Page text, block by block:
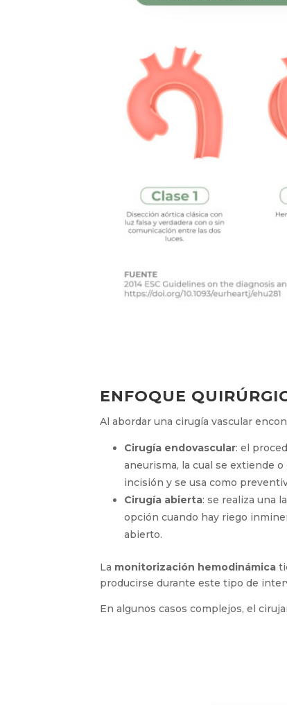
ENFOQUE
Al abordar una cirugía vascular
Cirugía endovascular: el
aneurisma, la cual se extiende
incisión y se usa como
Cirugía abierta: se realiza una
opción cuando hay riego
abierto.
La monitorización hemodinámica
producirse durante este tipo de
En algunos casos complejos, el